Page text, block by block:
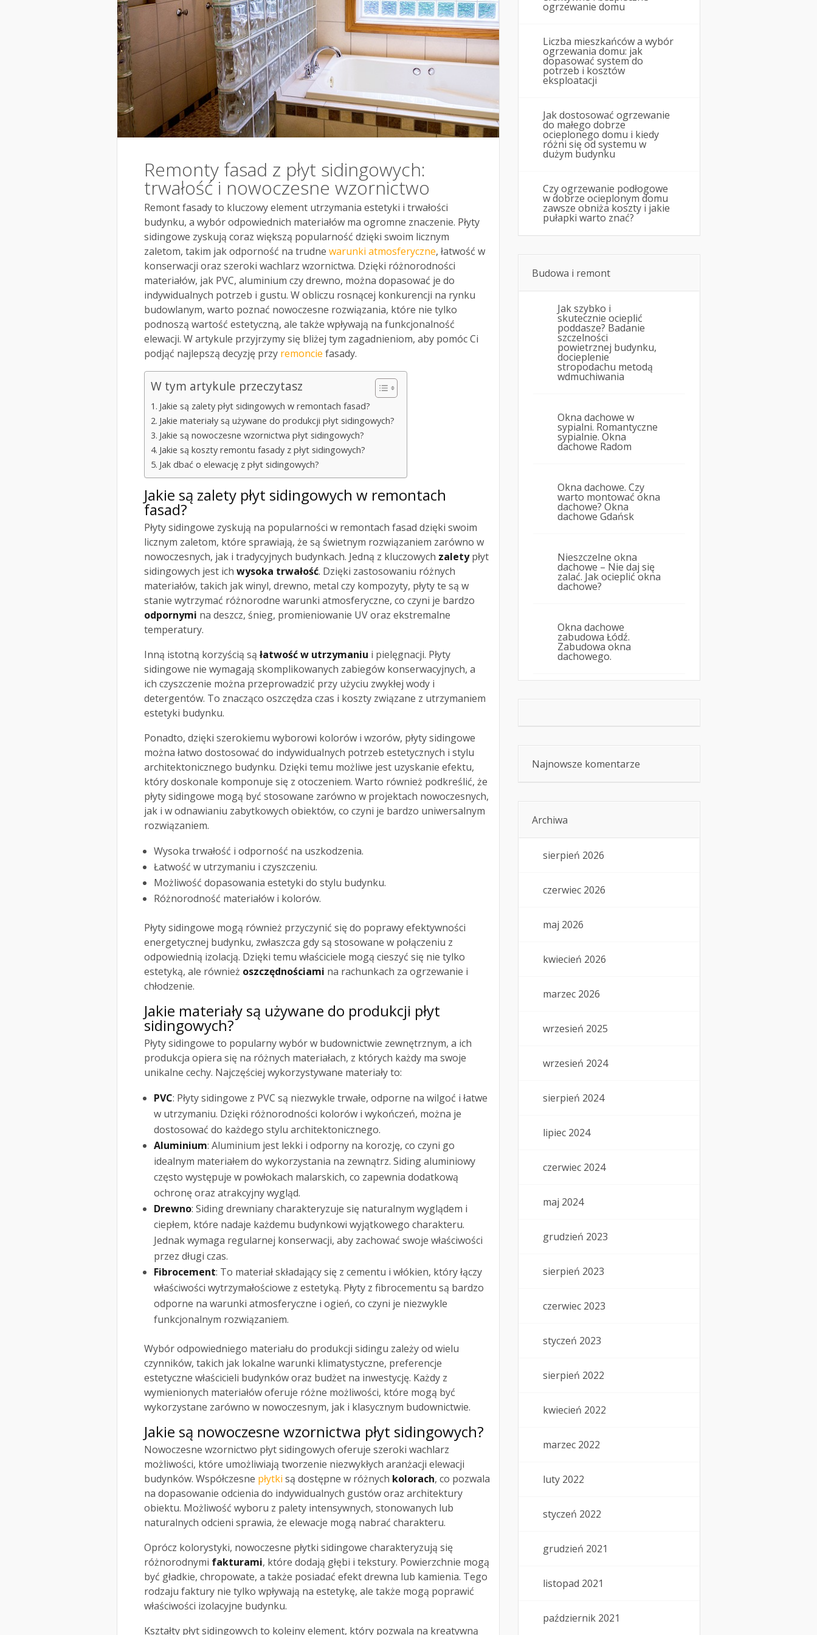
Remonty fasad z płyt sidingowych:
trwałość i nowoczesne wzornictwo
Remont fasady to kluczowy element utrzymania estetyki i trwałości
budynku, a wybór odpowiednich materiałów ma ogromne znaczenie. Płyty
sidingowe zyskują coraz większą popularność dzięki swoim licznym
zaletom, takim jak odporność na trudne warunki atmosferyczne, łatwość w
konserwacji oraz szeroki wachlarz wzornictwa. Dzięki różnorodności
materiałów, jak PVC, aluminium czy drewno, można dopasować je do
indywidualnych potrzeb i gustu. W obliczu rosnącej konkurencji na rynku
budowlanym, warto poznać nowoczesne rozwiązania, które nie tylko
podnoszą wartość estetyczną, ale także wpływają na funkcjonalność
elewacji. W artykule przyjrzymy się bliżej tym zagadnieniom, aby pomóc Ci
podjąć najlepszą decyzję przy remoncie fasady.
W tym artykule przeczytasz
Jakie są zalety płyt sidingowych w remontach fasad?
Jakie materiały są używane do produkcji płyt sidingowych?
Jakie są nowoczesne wzornictwa płyt sidingowych?
Jakie są koszty remontu fasady z płyt sidingowych?
Jak dbać o elewację z płyt sidingowych?
Jakie są zalety płyt sidingowych w remontach
fasad?
Płyty sidingowe zyskują na popularności w remontach fasad dzięki swoim
licznym zaletom, które sprawiają, że są świetnym rozwiązaniem zarówno w
nowoczesnych, jak i tradycyjnych budynkach. Jedną z kluczowych zaletypłyt
sidingowych jest ich wysoka trwałość. Dzięki zastosowaniu różnych
materiałów, takich jak winyl, drewno, metal czy kompozyty, płyty te są w
stanie wytrzymać różnorodne warunki atmosferyczne, co czyni je bardzo
odpornymi na deszcz, śnieg, promieniowanie UV oraz ekstremalne
temperatury.
Inną istotną korzyścią są łatwość w utrzymaniu i pielęgnacji. Płyty
sidingowe nie wymagają skomplikowanych zabiegów konserwacyjnych, a
ich czyszczenie można przeprowadzić przy użyciu zwykłej wody i
detergentów. To znacząco oszczędza czas i koszty związane z utrzymaniem
estetyki budynku.
Ponadto, dzięki szerokiemu wyborowi kolorów i wzorów, płyty sidingowe
można łatwo dostosować do indywidualnych potrzeb estetycznych i stylu
architektonicznego budynku. Dzięki temu możliwe jest uzyskanie efektu,
który doskonale komponuje się z otoczeniem. Warto również podkreślić, że
płyty sidingowe mogą być stosowane zarówno w projektach nowoczesnych,
jak i w odnawianiu zabytkowych obiektów, co czyni je bardzo uniwersalnym
rozwiązaniem.
Wysoka trwałość i odporność na uszkodzenia.
Łatwość w utrzymaniu i czyszczeniu.
Możliwość dopasowania estetyki do stylu budynku.
Różnorodność materiałów i kolorów.
Płyty sidingowe mogą również przyczynić się do poprawy efektywności
energetycznej budynku, zwłaszcza gdy są stosowane w połączeniu z
odpowiednią izolacją. Dzięki temu właściciele mogą cieszyć się nie tylko
estetyką, ale również oszczędnościami na rachunkach za ogrzewanie i
chłodzenie.
Jakie materiały są używane do produkcji płyt
sidingowych?
Płyty sidingowe to popularny wybór w budownictwie zewnętrznym, a ich
produkcja opiera się na różnych materiałach, z których każdy ma swoje
unikalne cechy. Najczęściej wykorzystywane materiały to:
PVC: Płyty sidingowe z PVC są niezwykle trwałe, odporne na wilgoć i łatwe
w utrzymaniu. Dzięki różnorodności kolorów i wykończeń, można je
dostosować do każdego stylu architektonicznego.
Aluminium: Aluminium jest lekki i odporny na korozję, co czyni go
idealnym materiałem do wykorzystania na zewnątrz. Siding aluminiowy
często występuje w powłokach malarskich, co zapewnia dodatkową
ochronę oraz atrakcyjny wygląd.
Drewno: Siding drewniany charakteryzuje się naturalnym wyglądem i
ciepłem, które nadaje każdemu budynkowi wyjątkowego charakteru.
Jednak wymaga regularnej konserwacji, aby zachować swoje właściwości
przez długi czas.
Fibrocement: To materiał składający się z cementu i włókien, który łączy
właściwości wytrzymałościowe z estetyką. Płyty z fibrocementu są bardzo
odporne na warunki atmosferyczne i ogień, co czyni je niezwykle
funkcjonalnym rozwiązaniem.
Wybór odpowiedniego materiału do produkcji sidingu zależy od wielu
czynników, takich jak lokalne warunki klimatystyczne, preferencje
estetyczne właścicieli budynków oraz budżet na inwestycję. Każdy z
wymienionych materiałów oferuje różne możliwości, które mogą być
wykorzystane zarówno w nowoczesnym, jak i klasycznym budownictwie.
Jakie są nowoczesne wzornictwa płyt sidingowych?
Nowoczesne wzornictwo płyt sidingowych oferuje szeroki wachlarz
możliwości, które umożliwiają tworzenie niezwykłych aranżacji elewacji
budynków. Współczesne płytki są dostępne w różnych kolorach, co pozwala
na dopasowanie odcienia do indywidualnych gustów oraz architektury
obiektu. Możliwość wyboru z palety intensywnych, stonowanych lub
naturalnych odcieni sprawia, że elewacje mogą nabrać charakteru.
Oprócz kolorystyki, nowoczesne płytki sidingowe charakteryzują się
różnorodnymi fakturami, które dodają głębi i tekstury. Powierzchnie mogą
być gładkie, chropowate, a także posiadać efekt drewna lub kamienia. Tego
rodzaju faktury nie tylko wpływają na estetykę, ale także mogą poprawić
właściwości izolacyjne budynku.
Kształty płyt sidingowych to kolejny element, który pozwala na kreatywną
ogrzewanie domu
Liczba mieszkańców a wybór
ogrzewania domu: jak
dopasować system do
potrzeb i kosztów
eksploatacji
Jak dostosować ogrzewanie
do małego dobrze
ocieplonego domu i kiedy
różni się od systemu w
dużym budynku
Czy ogrzewanie podłogowe
w dobrze ocieplonym domu
zawsze obniża koszty i jakie
pułapki warto znać?
Budowa i remont
Jak szybko i
skutecznie ocieplić
poddasze? Badanie
szczelności
powietrznej budynku,
docieplenie
stropodachu metodą
wdmuchiwania
Okna dachowe w
sypialni. Romantyczne
sypialnie. Okna
dachowe Radom
Okna dachowe. Czy
warto montować okna
dachowe? Okna
dachowe Gdańsk
Nieszczelne okna
dachowe – Nie daj się
zalać. Jak ocieplić okna
dachowe?
Okna dachowe
zabudowa Łódź.
Zabudowa okna
dachowego.
Najnowsze komentarze
Archiwa
sierpień 2026
czerwiec 2026
maj 2026
kwiecień 2026
marzec 2026
wrzesień 2025
wrzesień 2024
sierpień 2024
lipiec 2024
czerwiec 2024
maj 2024
grudzień 2023
sierpień 2023
czerwiec 2023
styczeń 2023
sierpień 2022
kwiecień 2022
marzec 2022
luty 2022
styczeń 2022
grudzień 2021
listopad 2021
październik 2021